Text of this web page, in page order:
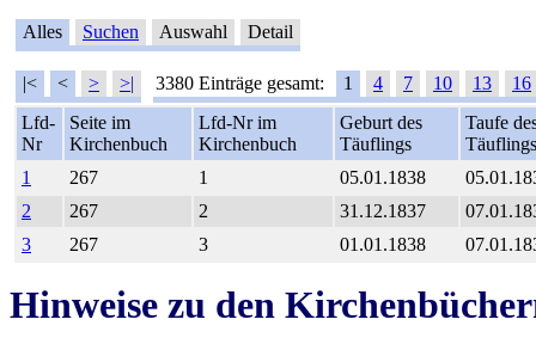
Alles Suchen Auswahl Detail
|< < > >| 3380 Einträge gesamt: 1 4 7 10 13
16
Lfd-
Nr
Seite im
Kirchenbuch
Lfd-Nr im
Kirchenbuch
Geburt des
Täuflings
Taufe
Täuflings
1
267 1 05.01.1838
2
267 2 31.12.1837
3
267 3 01.01.1838
Hinweise zu den